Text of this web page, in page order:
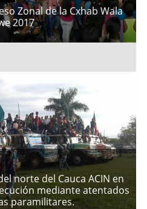
Zonal de la Cxhab Wala
2017
norte del Cauca ACIN en
mediante atentados
paramilitares.